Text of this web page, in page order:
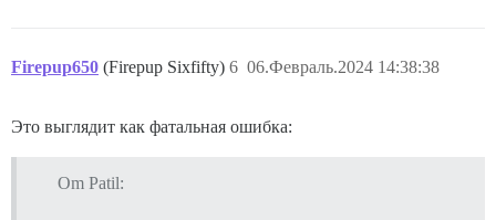
Firepup650 (Firepup Sixfifty) 06.Февраль.2024 14:38:38
6
Это выглядит как фатальная ошибка:
Om Patil: